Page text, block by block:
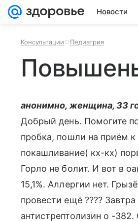
Новости
Консультации Педиатрия
анонимно, женщина, 33
Добрый день. Помогите
пробка, пошли на приём
покашливание( кх-кх)
Горло не болит. И вот в
15,1%. Аллергии нет.
провести ещё ????
антистрептолизин о -382.